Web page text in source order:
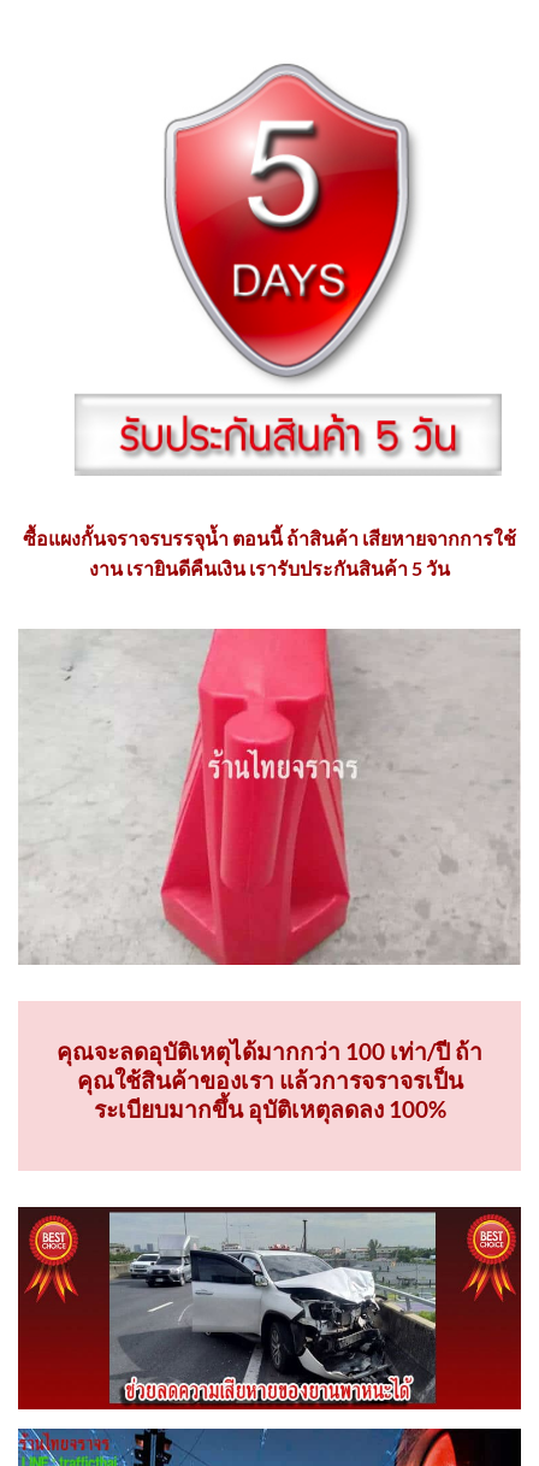
ซื้อแผงกั้นจราจรบรรจุน้ำ ตอนนี้ ถ้าสินค้า เสียหายจากการใช้
งาน เรายินดีคืนเงิน เรารับประกันสินค้า 5 วัน
คุณจะลดอุบัติเหตุได้มากกว่า 100 เท่า/ปี ถ้า
คุณใช้สินค้าของเรา แล้วการจราจรเป็น
ระเบียบมากขึ้น อุบัติเหตุลดลง 100%